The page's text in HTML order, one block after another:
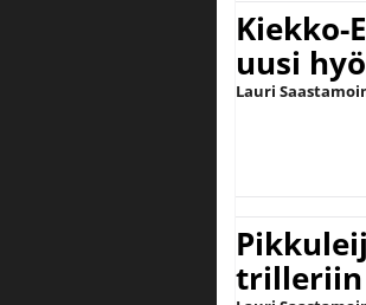
Kiekko-
uusi
Lauri
trilleriin